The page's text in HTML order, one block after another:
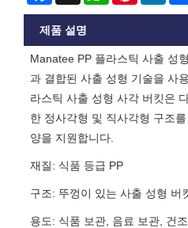
제품 설명
Manatee PP 플라스틱 사출 성
과 결합된 사출 성형 기술을 사
라스틱 사출 성형 사각 버킷은
한 정사각형 및 직사각형 구조
양을 지원합니다.
재질: 식품 등급 PP
구조: 뚜껑이 있는 사출 성형 버
용도: 식품 보관, 음료 보관, 건